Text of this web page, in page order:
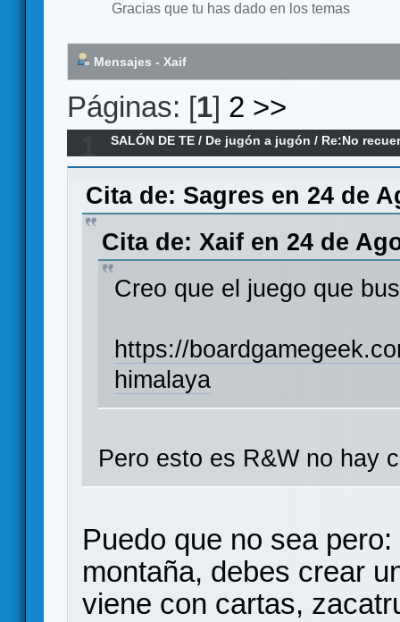
Gracias que tu has dado en los temas
Mensajes - Xaif
Páginas: [1] 2 >>
SALÓN DE TE / De jugón a jugón / Re:No
Cita de: Sagres en 24 de
Cita de: Xaif en 24 de
Creo que el juego que
https://
himalaya
Pero esto es R&W no hay
Puedo que no sea
montaña, debes crear
viene con cartas,